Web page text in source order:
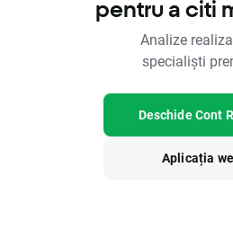
pentru a citi
Analize
specialiști
Deschide Cont
Aplicația